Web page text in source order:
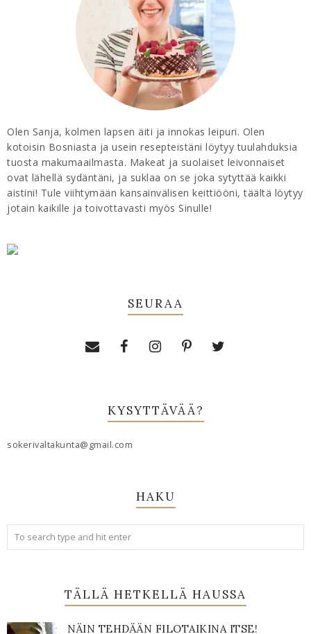
Olen Sanja, kolmen lapsen äiti ja innokas leipuri. Olen
kotoisin Bosniasta ja usein resepteistäni löytyy tuulahduksia
tuosta makumaailmasta. Makeat ja suolaiset leivonnaiset
ovat lähellä sydäntäni, ja suklaa on se joka sytyttää kaikki
aistini! Tule viihtymään kansainvälisen keittiööni, täältä löytyy
jotain kaikille ja toivottavasti myös Sinulle!
SEURAA
KYSYTTÄVÄÄ?
sokerivaltakunta@gmail.com
HAKU
TÄLLÄ HETKELLÄ HAUSSA
NÄIN TEHDÄÄN FILOTAIKINA ITSE!